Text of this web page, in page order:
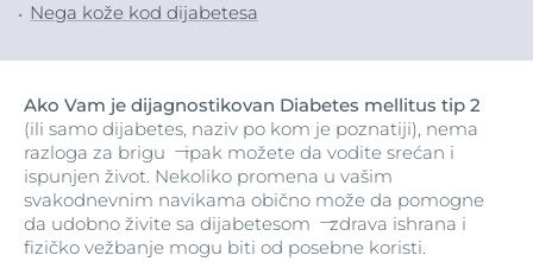
Nega kože kod dijabetesa
Ako Vam je dijagnostikovan Diabetes mellitus tip 2
(ili samo dijabetes, naziv po kom je poznatiji), nema
razloga za brigu ̶ ipak možete da vodite srećan i
ispunjen život. Nekoliko promena u vašim
svakodnevnim navikama obično može da pomogne
da udobno živite sa dijabetesom ̶ zdrava ishrana i
fizičko vežbanje mogu biti od posebne koristi.